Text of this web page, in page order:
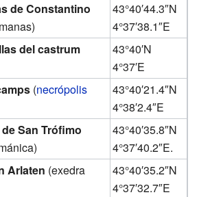
de Constantino
43°40′44.3″N
4°37′38.1″E
del castrum
43°40′N
4°37′E
(necrópolis
43°40′21.4″N
4°38′2.4″E
San Trófimo
43°40′35.8″N
4°37′40.2″E.
Arlaten (exedra
43°40′35.2″N
4°37′32.7″E